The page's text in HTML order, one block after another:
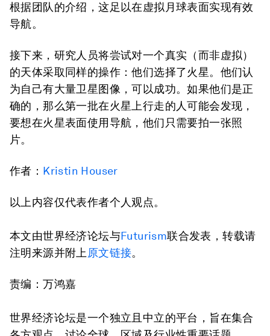
根据团队的介绍，这足以在虚拟月球表面实现有效
导航。
接下来，研究人员将尝试对一个真实（而非虚拟）
的天体采取同样的操作：他们选择了火星。他们认
为自己有大量卫星图像，可以成功。如果他们是正
确的，那么第一批在火星上行走的人可能会发现，
要想在火星表面使用导航，他们只需要拍一张照
片。
作者： Kristin Houser
以上内容仅代表作者个人观点。
本文由世界经济论坛与Futurism联合发表，转载请
注明来源并附上 原文链接。
责编：万鸿嘉
世界经济论坛是一个独立且中立的平台，旨在集合